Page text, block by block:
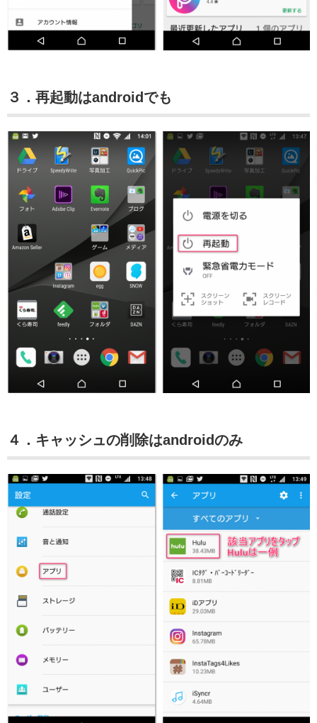
３．再起動はandroidでも
４．キャッシュの削除はandroidのみ